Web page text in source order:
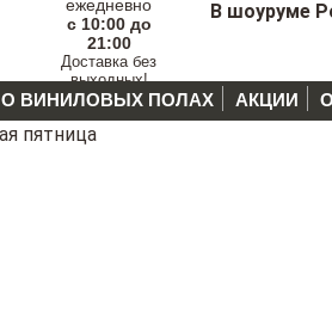
ежедневно
с 10:00 до
21:00
Доставка без
выходных!
В шоуруме
О ВИНИЛОВЫХ ПОЛАХ АКЦИИ